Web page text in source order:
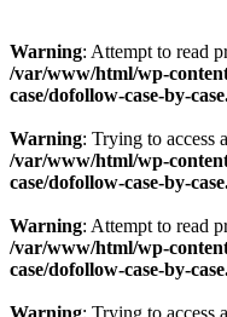
Warning: Attempt to read
/var/www/html/wp-
case/dofollow-case-by-
Warning: Trying to access
/var/www/html/wp-
case/dofollow-case-by-
Warning: Attempt to read
/var/www/html/wp-
case/dofollow-case-by-
Warning: Trying to access